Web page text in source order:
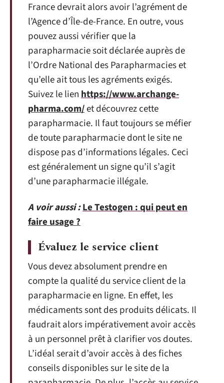
France devrait alors avoir l’agrément de
l’Agence d’Île-de-France. En outre, vous
pouvez aussi vérifier que la
parapharmacie soit déclarée auprès de
l’Ordre National des Parapharmacies et
qu’elle ait tous les agréments exigés.
Suivez le lienhttps://www.archange-
pharma.com/et découvrez cette
parapharmacie. Il faut toujours se méfier
de toute parapharmacie dont le site ne
dispose pas d’informations légales. Ceci
est généralement un signe qu’il s’agit
d’une parapharmacie illégale.
A voir aussi :Le Testogen : qui peut en
faire usage ?
Évaluez le service client
Vous devez absolument prendre en
compte la qualité du service client de la
parapharmacie en ligne. En effet, les
médicaments sont des produits délicats. Il
faudrait alors impérativement avoir accès
à un personnel prêt à clarifier vos doutes.
L’idéal serait d’avoir accès à des fiches
conseils disponibles sur le site de la